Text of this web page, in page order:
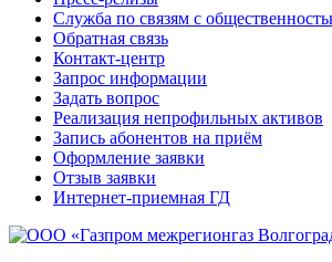
Служба по связям с
Обратная связь
Контакт-центр
Запрос информации
Задать вопрос
Реализация непрофильных активов
Запись абонентов на приём
Оформление заявки
Отзыв заявки
Интернет-приемная ГД